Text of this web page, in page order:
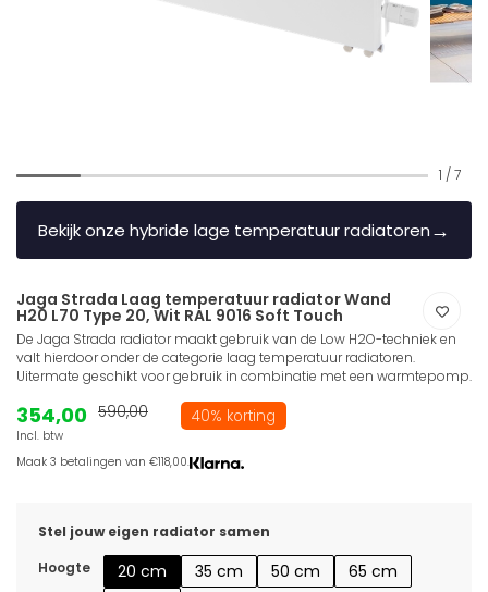
1 / 7
Bekijk onze hybride lage temperatuur radiatoren→
Jaga Strada Laag temperatuur radiator Wand
H20 L70 Type 20, Wit RAL 9016 Soft Touch
De Jaga Strada radiator maakt gebruik van de Low H2O-techniek en
valt hierdoor onder de categorie laag temperatuur radiatoren.
Uitermate geschikt voor gebruik in combinatie met een warmtepomp.
354,00
Incl. btw
590,00 40% korting
Maak 3 betalingen van €118,00.
Stel jouw eigen radiator samen
Hoogte
20 cm 35 cm 50 cm
65 cm